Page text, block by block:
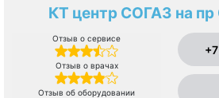
КТ центр СОГАЗ на пр
Отзыв о сервисе
Отзыв о врачах
Отзыв об оборудовании